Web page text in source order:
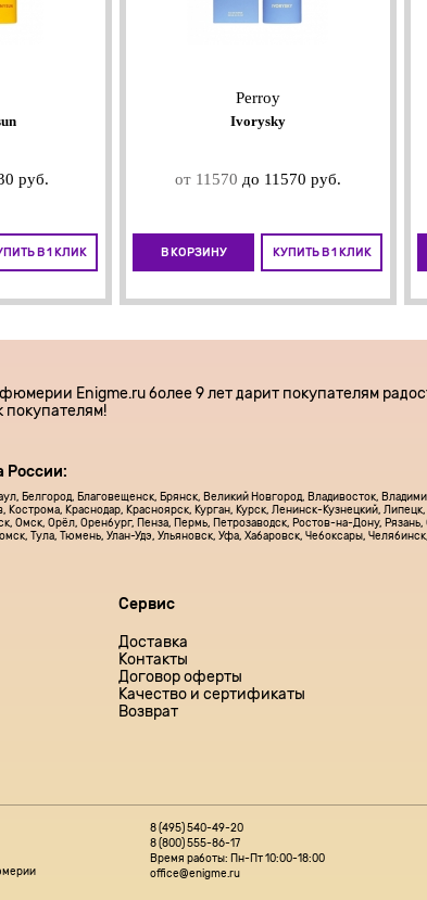
руб.
В 1 КЛИК
Perroy
Ivorysky
от 11570 до 11570 руб.
В КОРЗИНУ КУПИТЬ В 1 КЛИК
Enigme.ru более 9 лет дарит покупателям
покупателям!
России:
Белгород, Благовещенск, Брянск, Великий Новгород, Владивосток,
Кострома, Краснодар, Красноярск, Курган, Курск, Ленинск-Кузнецкий,
Омск, Орёл, Оренбург, Пенза, Пермь, Петрозаводск, Ростов-на-Дону,
Тула, Тюмень, Улан-Удэ, Ульяновск, Уфа, Хабаровск, Чебоксары,
Сервис
Доставка
Контакты
Договор оферты
Качество и сертификаты
Возврат
8 (495) 540-49-20
8 (800) 555-86-17
Время работы: Пн-Пт 10:00-18:00
office@enigme.ru